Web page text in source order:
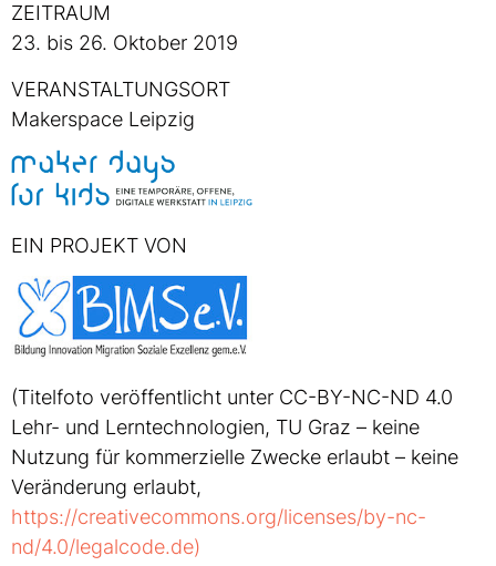
ZEITRAUM
23. bis 26. Oktober 2019
VERANSTALTUNGSORT
Makerspace Leipzig
EIN PROJEKT VON
(Titelfoto veröffentlicht unter CC-BY-NC-ND 4.0
Lehr- und Lerntechnologien, TU Graz – keine
Nutzung für kommerzielle Zwecke erlaubt – keine
Veränderung erlaubt,
https://creativecommons.org/licenses/by-nc-
nd/4.0/legalcode.de)